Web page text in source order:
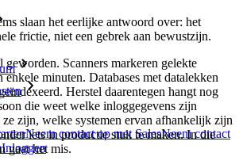
Neem contact op met SalesNeem contact
Inloggen
slaan het eerlijke antwoord over: het
frictie, niet een gebrek aan bewustzijn.
geworden. Scanners markeren gelekte
minuten. Databases met datalekken
Herstel daarentegen hangt nog
die weet welke inloggegevens zijn
zijn, welke systemen ervan afhankelijk zijn
iets in productie stuk te maken. In die
gaat het mis.